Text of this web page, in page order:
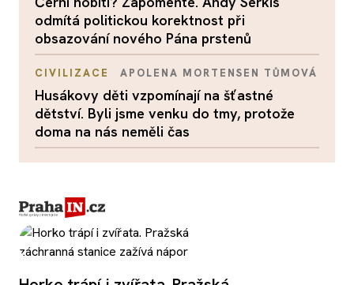
odmítá politickou korektnost při
obsazování nového Pána prstenů
CIVILIZACE APOLENA MORTENSEN TŮMOVÁ
Husákovy děti vzpomínají na šťastné
dětství. Byli jsme venku do tmy, protože
doma na nás neměli čas